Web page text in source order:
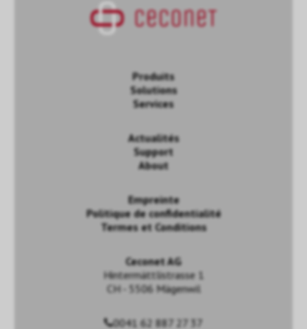
Produits
Solutions
Services
Actualités
Support
About
Empreinte
Politique de confidentialité
Termes et Conditions
Ceconet AG
Hintermättlistrasse 1
CH - 5506 Mägenwil
0041 62 887 27 37